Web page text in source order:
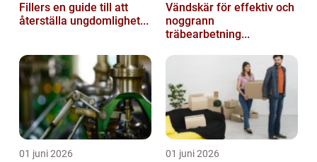
Fillers en guide till att
återställa ungdomlighet...
Vändskär för effektiv och
noggrann
träbearbetning...
01 juni 2026 01 juni 2026